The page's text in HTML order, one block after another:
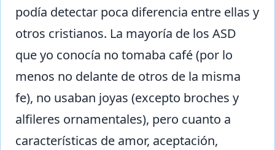
podía detectar poca diferencia entre ellas y
otros cristianos. La mayoría de los ASD
que yo conocía no tomaba café (por lo
menos no delante de otros de la misma
fe), no usaban joyas (excepto broches y
alfileres ornamentales), pero cuanto a
características de amor, aceptación,